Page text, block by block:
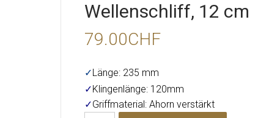
Wellenschliff, 12 cm
79.00CHF
✓Länge: 235 mm
✓Klingenlänge: 120mm
✓Griffmaterial: Ahorn verstärkt